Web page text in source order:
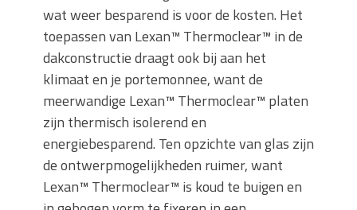
wat weer besparend is voor de kosten. Het
toepassen van Lexan™ Thermoclear™ in de
dakconstructie draagt ook bij aan het
klimaat en je portemonnee, want de
meerwandige Lexan™ Thermoclear™ platen
zijn thermisch isolerend en
energiebesparend. Ten opzichte van glas zijn
de ontwerpmogelijkheden ruimer, want
Lexan™ Thermoclear™ is koud te buigen en